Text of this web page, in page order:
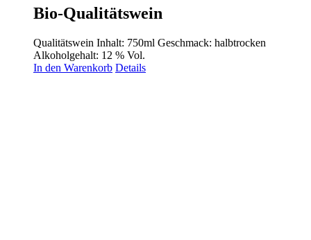
Bio-Qualitätswein
Qualitätswein Inhalt: 750ml Geschmack: halbtrocken
Alkoholgehalt: 12 % Vol.
In den Warenkorb Details